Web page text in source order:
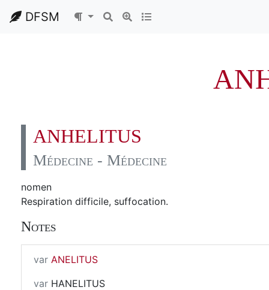
DFSM
ANHELITUS
Médecine - Médecine
nomen
Respiration difficile, suffocation.
Notes
var ANELITUS
var HANELITUS